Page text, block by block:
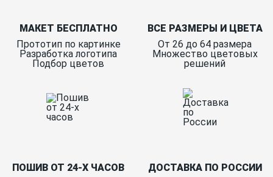
МАКЕТ БЕСПЛАТНО
Прототип по картинке
Разработка логотипа
Подбор цветов
ВСЕ РАЗМЕРЫ И ЦВЕТА
От 26 до 64 размера
Множество цветовых
решений
ПОШИВ ОТ 24-Х ЧАСОВ
ДОСТАВКА ПО РОССИИ